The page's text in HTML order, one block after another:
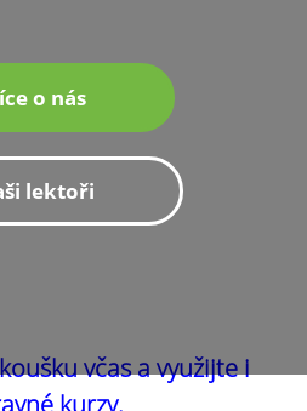
o nás
lektoři
včas a využijte i
kurzy.